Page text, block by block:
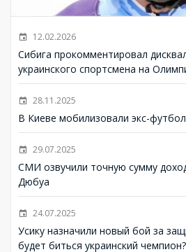
12.02.2026
Сибига прокомментировал
украинского спортсмена на
28.11.2025
В Киеве мобилизовали экс-
29.07.2025
СМИ озвучили точную сумму
Дюбуа
24.07.2025
Усику назначили новый бой за
будет биться украинский чемпион?